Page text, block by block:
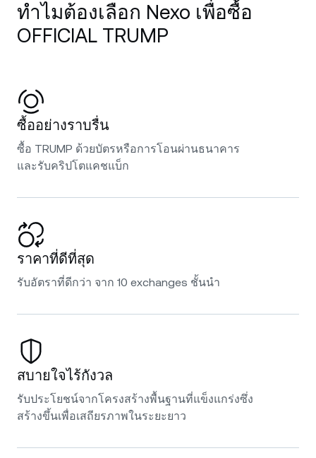
ทำไมต้องเลือก Nexo เพื่อซื้อ
OFFICIAL TRUMP
ซื้ออย่างราบรื่น
ซื้อ TRUMP ด้วยบัตรหรือการโอนผ่านธนาคาร
และรับคริปโตแคชแบ็ก
ราคาที่ดีที่สุด
รับอัตราที่ดีกว่า จาก 10 exchanges ชั้นนำ
สบายใจไร้กังวล
รับประโยชน์จากโครงสร้างพื้นฐานที่แข็งแกร่งซึ่ง
สร้างขึ้นเพื่อเสถียรภาพในระยะยาว